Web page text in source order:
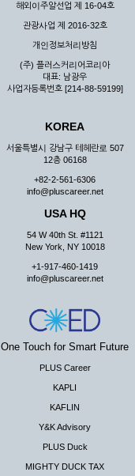
해외이주알선업 제 16-04호
관광사업 제 2016-32호
개인정보처리방침
(주) 플러스커리어코리아
대표: 남광우
사업자등록번호 [214-88-59199]
KOREA
서울특별시 강남구 테헤란로 507
12층 06168
+82-2-561-6306
info@pluscareer.net
USA HQ
54 W 40th St. #1121
New York, NY 10018
+1-917-460-1419
info@pluscareer.net
One Touch for Smart Future
PLUS Career
KAPLI
KAFLIN
Y&K Advisory
PLUS Duck
MIGHTY DUCK TAX